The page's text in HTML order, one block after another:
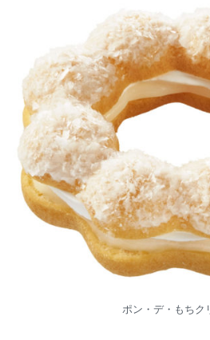
ポン・デ・もちク